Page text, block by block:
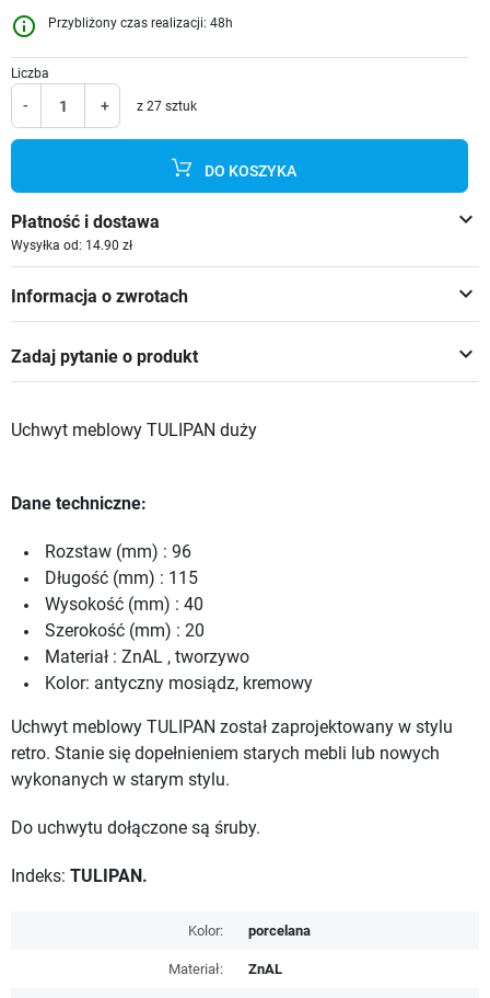
info_outline Przybliżony czas realizacji: 48h
Liczba
- + z 27 sztuk
DO KOSZYKA
keyboard_arrow_down
Płatność i dostawa
Wysyłka od: 14.90 zł
keyboard_arrow_down
Informacja o zwrotach
keyboard_arrow_down
Zadaj pytanie o produkt
Uchwyt meblowy TULIPAN duży
Dane techniczne:
Rozstaw (mm) : 96
Długość (mm) : 115
Wysokość (mm) : 40
Szerokość (mm) : 20
Materiał : ZnAL , tworzywo
Kolor: antyczny mosiądz, kremowy
Uchwyt meblowy TULIPAN został zaprojektowany w stylu
retro. Stanie się dopełnieniem starych mebli lub nowych
wykonanych w starym stylu.
Do uchwytu dołączone są śruby.
Indeks: TULIPAN.
Kolor: porcelana
Materiał: ZnAL